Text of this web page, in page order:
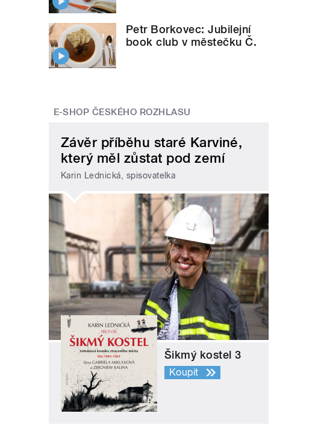
Petr Borkovec: Jubilejní
book club v městečku Č.
E-SHOP ČESKÉHO ROZHLASU
Závěr příběhu staré Karviné,
který měl zůstat pod zemí
Karin Lednická, spisovatelka
Šikmý kostel 3
Koupit